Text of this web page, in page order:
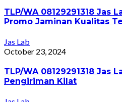
TLP/WA 08129291318 Jas
Promo Jaminan Kualitas
Jas Lab
October 23, 2024
TLP/WA 08129291318 Jas
Pengiriman Kilat